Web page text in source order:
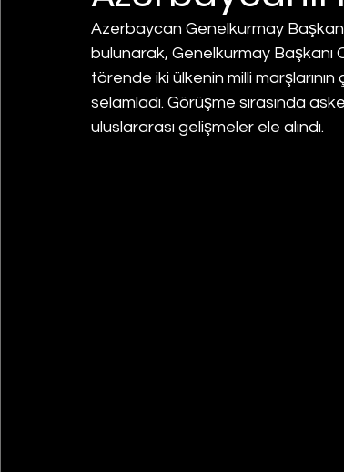
Azerbaycan Genelkurmay
bulunarak, Genelkurmay Başkanı
törende iki ülkenin milli marşlarının
selamladı. Görüşme sırasında
uluslararası gelişmeler ele alındı.